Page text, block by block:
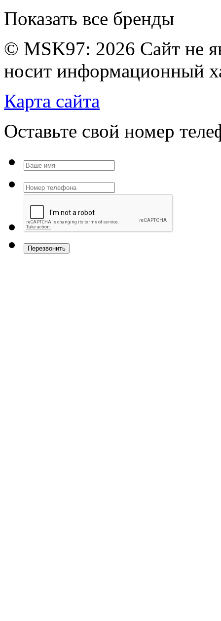
Показать все бренды
© MSK97: 2026 Сайт не
носит информационный
Карта сайта
Оставьте свой номер
Перезвонить